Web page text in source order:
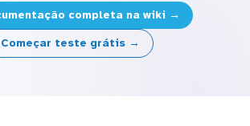
completa na wiki →
Começar teste grátis →